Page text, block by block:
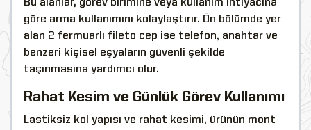
Bu alanlar, görev birimine veya kullanım ihtiyacına
göre arma kullanımını kolaylaştırır. Ön bölümde yer
alan 2 fermuarlı fileto cep ise telefon, anahtar ve
benzeri kişisel eşyaların güvenli şekilde
taşınmasına yardımcı olur.
Rahat Kesim ve Günlük Görev Kullanımı
Lastiksiz kol yapısı ve rahat kesimi, ürünün mont